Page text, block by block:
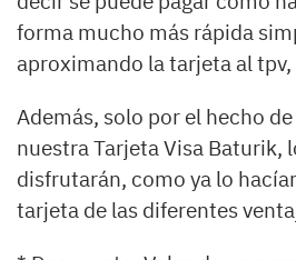
forma mucho más rápida
aproximando la tarjeta al
Además, solo por el hecho
nuestra Tarjeta Visa Baturik,
disfrutarán, como ya lo
tarjeta de las diferentes